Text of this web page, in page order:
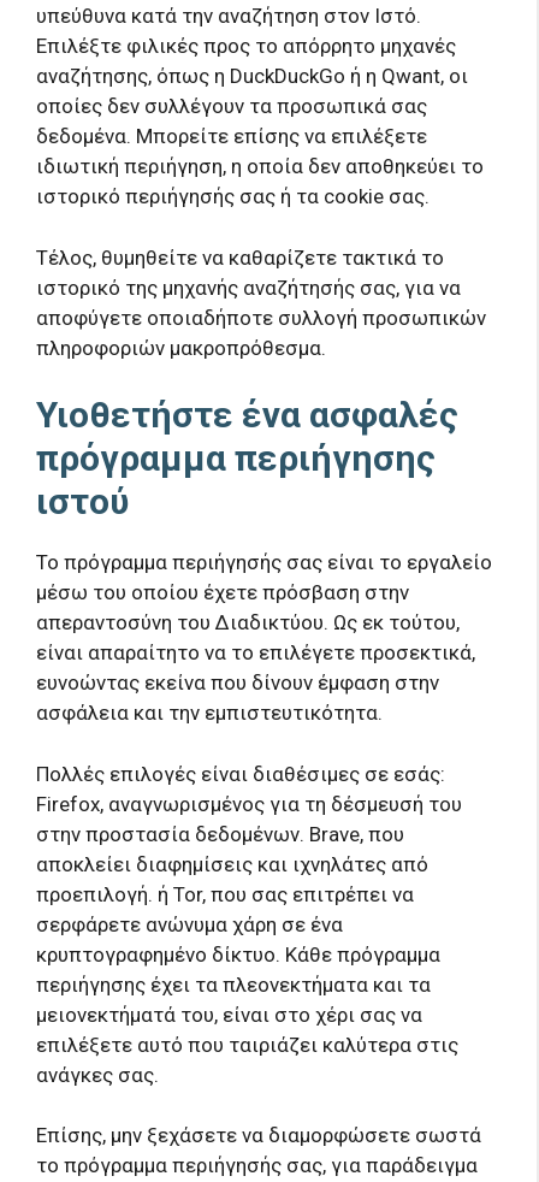
υπεύθυνα κατά την αναζήτηση στον Ιστό.
Επιλέξτε φιλικές προς το απόρρητο μηχανές
αναζήτησης, όπως η DuckDuckGo ή η Qwant, οι
οποίες δεν συλλέγουν τα προσωπικά σας
δεδομένα. Μπορείτε επίσης να επιλέξετε
ιδιωτική περιήγηση, η οποία δεν αποθηκεύει το
ιστορικό περιήγησής σας ή τα cookie σας.
Τέλος, θυμηθείτε να καθαρίζετε τακτικά το
ιστορικό της μηχανής αναζήτησής σας, για να
αποφύγετε οποιαδήποτε συλλογή προσωπικών
πληροφοριών μακροπρόθεσμα.
Υιοθετήστε ένα ασφαλές
πρόγραμμα περιήγησης
ιστού
Το πρόγραμμα περιήγησής σας είναι το εργαλείο
μέσω του οποίου έχετε πρόσβαση στην
απεραντοσύνη του Διαδικτύου. Ως εκ τούτου,
είναι απαραίτητο να το επιλέγετε προσεκτικά,
ευνοώντας εκείνα που δίνουν έμφαση στην
ασφάλεια και την εμπιστευτικότητα.
Πολλές επιλογές είναι διαθέσιμες σε εσάς:
Firefox, αναγνωρισμένος για τη δέσμευσή του
στην προστασία δεδομένων. Brave, που
αποκλείει διαφημίσεις και ιχνηλάτες από
προεπιλογή. ή Tor, που σας επιτρέπει να
σερφάρετε ανώνυμα χάρη σε ένα
κρυπτογραφημένο δίκτυο. Κάθε πρόγραμμα
περιήγησης έχει τα πλεονεκτήματα και τα
μειονεκτήματά του, είναι στο χέρι σας να
επιλέξετε αυτό που ταιριάζει καλύτερα στις
ανάγκες σας.
Επίσης, μην ξεχάσετε να διαμορφώσετε σωστά
το πρόγραμμα περιήγησής σας, για παράδειγμα